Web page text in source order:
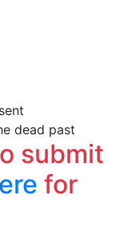
dead past
submit
for